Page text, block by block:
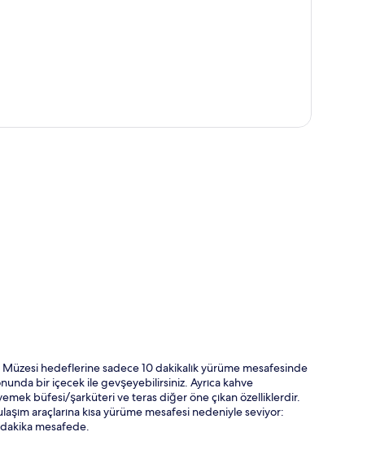
Müzesi hedeflerine sadece 10 dakikalık yürüme mesafesinde
bir içecek ile gevşeyebilirsiniz. Ayrıca kahve
büfesi/şarküteri ve teras diğer öne çıkan özelliklerdir.
araçlarına kısa yürüme mesafesi nedeniyle seviyor:
mesafede.